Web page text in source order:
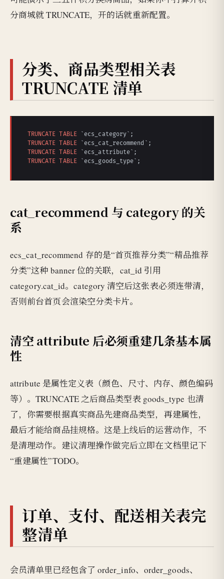
分商城就 TRUNCATE，开的话就重新配置。
分类、商品类型相关表
TRUNCATE 清单
TRUNCATE TABLE
TRUNCATE TABLE
TRUNCATE TABLE
TRUNCATE TABLE `ecs_goods_type`;
cat_recommend 与 category 的关
系
ecs_cat_recommend 存的是“首页推荐分类”“精品推荐
分类”这种 banner 位的关联，cat_id 引用
category.cat_id。category 清空后这张表必须连带清，
否则前台首页会渲染空分类卡片。
清空 attribute 后必须重建几条基本属
性
attribute 是属性定义表（颜色、尺寸、内存、颜色编码
等）。TRUNCATE 之后商品类型表 goods_type 也清
了，你需要根据真实商品先建商品类型，再建属性，
最后才能给商品挂规格。这是上线后的运营动作，不
是清理动作。建议清理操作做完后立即在文档里记下
“重建属性”TODO。
订单、支付、配送相关表完
整清单
会员清单里已经包含了 order_info、order_goods、